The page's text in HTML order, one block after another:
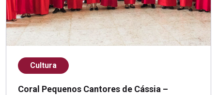
Cultura
Coral Pequenos Cantores de Cássia –